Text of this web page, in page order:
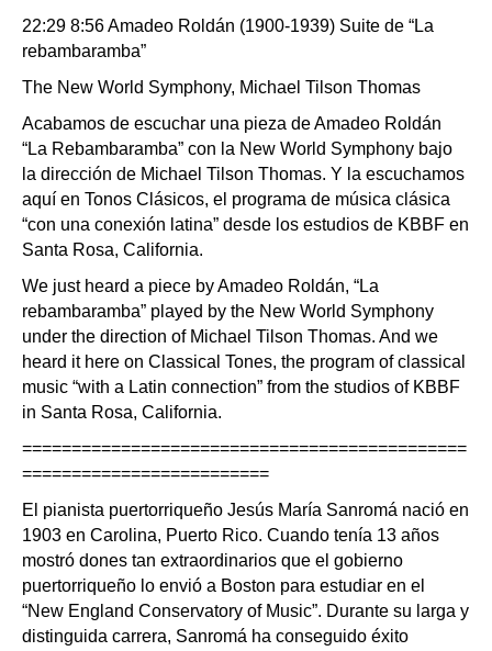
22:29 8:56 Amadeo Roldán (1900-1939) Suite de “La
rebambaramba”
The New World Symphony, Michael Tilson Thomas
Acabamos de escuchar una pieza de Amadeo Roldán
“La Rebambaramba” con la New World Symphony bajo
la dirección de Michael Tilson Thomas. Y la escuchamos
aquí en Tonos Clásicos, el programa de música clásica
“con una conexión latina” desde los estudios de KBBF en
Santa Rosa, California.
We just heard a piece by Amadeo Roldán, “La
rebambaramba” played by the New World Symphony
under the direction of Michael Tilson Thomas. And we
heard it here on Classical Tones, the program of classical
music “with a Latin connection” from the studios of KBBF
in Santa Rosa, California.
=============================================
=========================
El pianista puertorriqueño Jesús María Sanromá nació en
1903 en Carolina, Puerto Rico. Cuando tenía 13 años
mostró dones tan extraordinarios que el gobierno
puertorriqueño lo envió a Boston para estudiar en el
“New England Conservatory of Music”. Durante su larga y
distinguida carrera, Sanromá ha conseguido éxito